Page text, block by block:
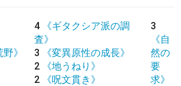
》
4
《ギタクシア派の調
査》
3
《変異原性の成長》
2
《地うねり》
2
《呪文貫き》
3
《自
然の
要
求》